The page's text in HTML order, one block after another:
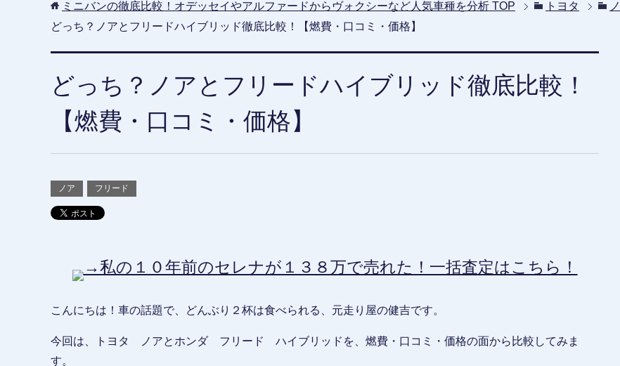
ミニバンの徹底比較！オデッセイやアルファードからヴォクシーなど人気車種を分析 TOP トヨタ
どっち？ノアとフリードハイブリッド徹底比較！【燃費・口コミ・価格】
どっち？ノアとフリードハイブリッド徹底比較！
【燃費・口コミ・価格】
ノア フリード
→私の１０年前のセレナが１３８万で売れた！一括査定はこちら！
こんにちは！車の話題で、どんぶり２杯は食べられる、元走り屋の健吉です。
今回は、トヨタ ノアとホンダ フリード ハイブリッドを、燃費・口コミ・価格の面から比較してみま
す。